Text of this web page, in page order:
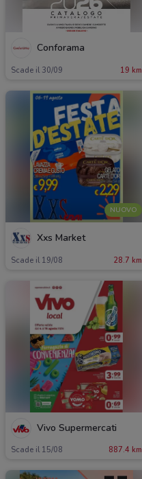
Conforama
Scade il 30/09 19 km
NUOVO
Xxs Market
Scade il 19/08 28.7 km
Vivo Supermercati
Scade il 15/08 887.4 km